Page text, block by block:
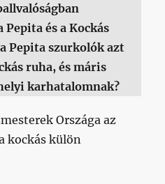
és a Kockás
Pepita szurkolók azt
ruha, és máris
karhatalomnak?
Országa az
kockás külön